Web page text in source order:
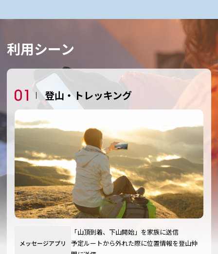
利用シーン
登山・トレッキング
メッセージアプリ
「山頂到着、下山開始」を家族に送信
予定ルートから外れた際に位置情報を登山仲